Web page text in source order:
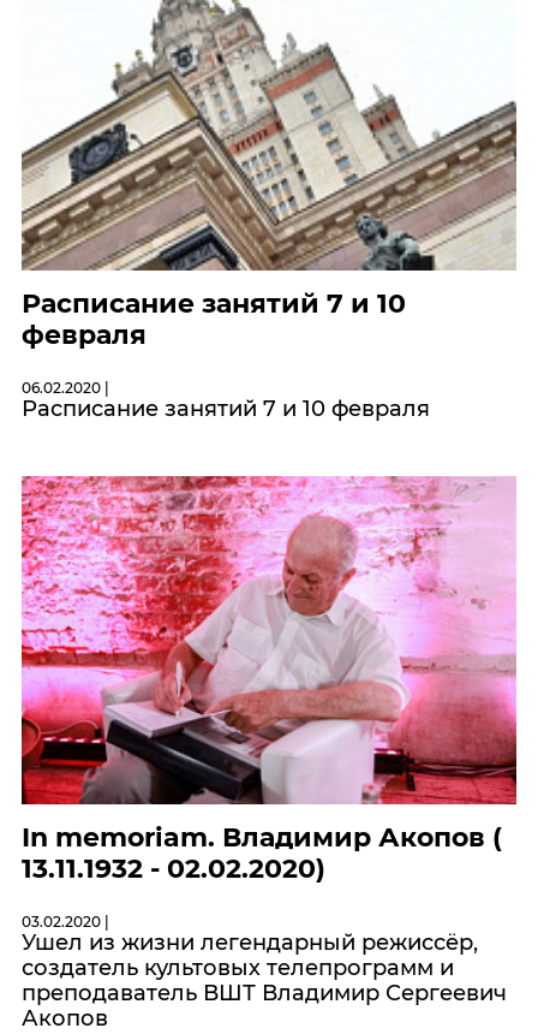
Расписание занятий 7 и 10
февраля
06.02.2020 |
Расписание занятий 7 и 10 февраля
In memoriam. Владимир Акопов (
13.11.1932 - 02.02.2020)
03.02.2020 |
Ушел из жизни легендарный режиссёр,
создатель культовых телепрограмм и
преподаватель ВШТ Владимир Сергеевич
Акопов